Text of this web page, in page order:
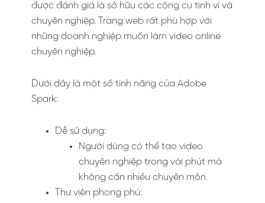
được đánh giá là sở hữu các cộng cụ tinh vi và
chuyên nghiệp. Trang web rất phù hợp với
những doanh nghiệp muốn làm video online
chuyên nghiệp.
Dưới dây là một số tính năng của Adobe
Spark:
Dễ sử dụng:
Người dùng có thể tạo video
chuyên nghiệp trong vài phút mà
không cần nhiều chuyên môn.
Thư viên phong phú: